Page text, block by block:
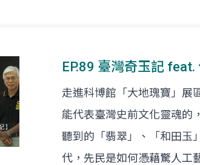
EP.89 臺灣奇玉記
走進科博館「大地瑰寶」展
能代表臺灣史前文化靈魂的
聽到的「翡翠」、「和田玉
代，先民是如何憑藉驚人工